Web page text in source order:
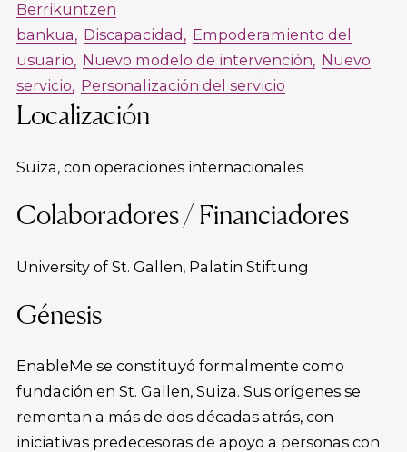
Berrikuntzen
bankua
Discapacidad
Empoderamiento del
usuario Nuevo modelo de intervención Nuevo
servicio Personalización del servicio
Localización
Suiza, con operaciones internacionales
Colaboradores / Financiadores
University of St. Gallen, Palatin Stiftung
Génesis
EnableMe se constituyó formalmente como
fundación en St. Gallen, Suiza. Sus orígenes se
remontan a más de dos décadas atrás, con
iniciativas predecesoras de apoyo a personas con